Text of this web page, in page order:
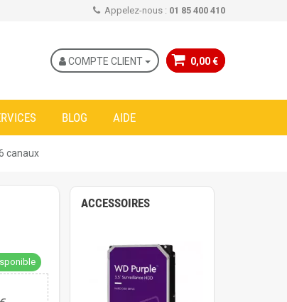
Appelez-nous : 01 85 400 410
0,00 €
COMPTE CLIENT
BLOG AIDE
canaux
ACCESSOIRES